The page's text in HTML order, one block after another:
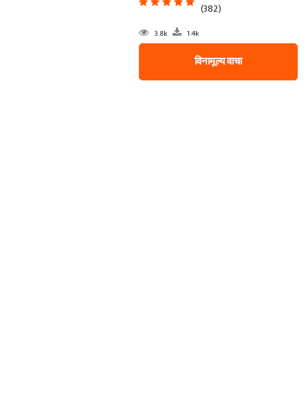
(382)
3.8k 1.4k
विनामूल्य वाचा